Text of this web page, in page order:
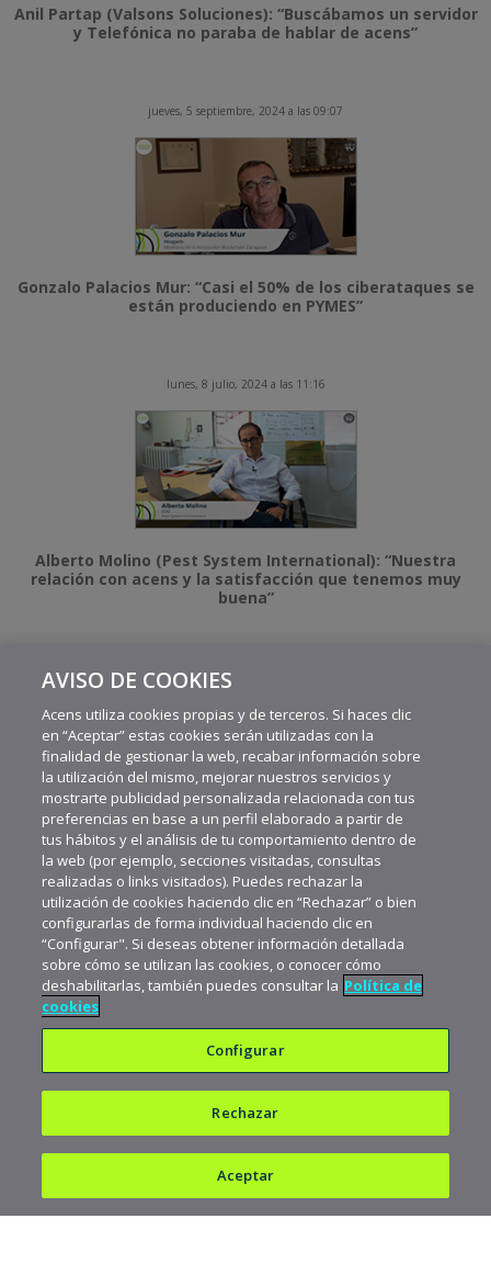
Anil Partap (Valsons Soluciones): “Buscábamos un servidor
y Telefónica no paraba de hablar de acens”
jueves, 5 septiembre, 2024 a las 09:07
Gonzalo Palacios Mur: “Casi el 50% de los ciberataques se
están produciendo en PYMES”
lunes, 8 julio, 2024 a las 11:16
Alberto Molino (Pest System International): “Nuestra
relación con acens y la satisfacción que tenemos muy
buena”
MÁS VIDEOS RECIENTES
Política de privacidad
Política de cookies
Aviso legal
AVISO DE COOKIES
Acens utiliza cookies propias y de terceros. Si haces clic
en “Aceptar” estas cookies serán utilizadas con la
finalidad de gestionar la web, recabar información sobre
la utilización del mismo, mejorar nuestros servicios y
mostrarte publicidad personalizada relacionada con tus
preferencias en base a un perfil elaborado a partir de
tus hábitos y el análisis de tu comportamiento dentro de
la web (por ejemplo, secciones visitadas, consultas
realizadas o links visitados). Puedes rechazar la
utilización de cookies haciendo clic en “Rechazar” o bien
configurarlas de forma individual haciendo clic en
“Configurar". Si deseas obtener información detallada
sobre cómo se utilizan las cookies, o conocer cómo
deshabilitarlas, también puedes consultar la Política de
cookies
Configurar
Rechazar
Aceptar